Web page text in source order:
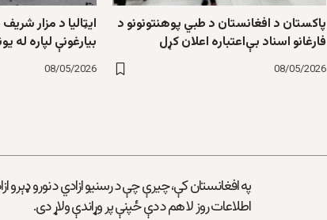
پاکستان د افغانستان د طبي پوهنتونونو د
فارغانو اسناد بې‌اعتباره اعلان کړل
08/05/2026
ایټالیا د مزار
بیارغونې لپاره
08/05/2026
په افغانستان کې، چیرې چې د رسنیو ازادي د نورو ډېرو
اطلاعات روز لا هم د دې ځپنې پر وړاندې ولاړ دی.